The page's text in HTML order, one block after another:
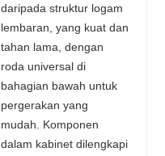
daripada struktur logam
lembaran, yang kuat dan
tahan lama, dengan
roda universal di
bahagian bawah untuk
pergerakan yang
mudah. Komponen
dalam kabinet dilengkapi